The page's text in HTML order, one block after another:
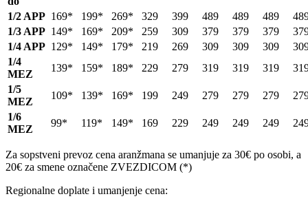
1/2 APP 169* 199* 269* 329 399 489 489 489
1/3 APP 149* 169* 209* 259 309 379 379 379
1/4 APP 129* 149* 179* 219 269 309 309 309
1/4
MEZ
139* 159* 189* 229 279 319 319 319
1/5
MEZ
109* 139* 169* 199 249 279 279 279
1/6
MEZ
99* 119* 149* 169 229 249 249 249
Za sopstveni prevoz cena aranžmana se umanjuje za 30€ po osobi, a
20€ za smene označene ZVEZDICOM (*)
Regionalne doplate i umanjenje cena: